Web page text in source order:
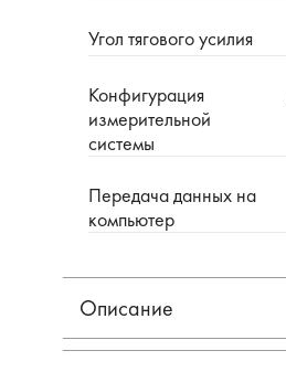
Угол тягового усилия
Конфигурация
измерительной
системы
Передача данных на
компьютер
Описание